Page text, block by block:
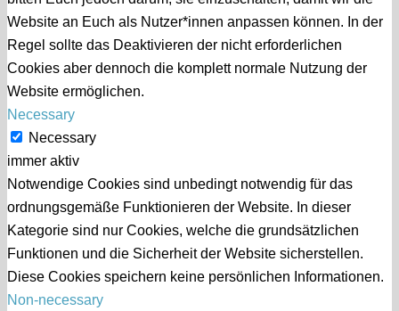
Website an Euch als Nutzer*innen anpassen können. In der
Regel sollte das Deaktivieren der nicht erforderlichen
Cookies aber dennoch die komplett normale Nutzung der
Website ermöglichen.
Necessary
Necessary
immer aktiv
Notwendige Cookies sind unbedingt notwendig für das
ordnungsgemäße Funktionieren der Website. In dieser
Kategorie sind nur Cookies, welche die grundsätzlichen
Funktionen und die Sicherheit der Website sicherstellen.
Diese Cookies speichern keine persönlichen Informationen.
Non-necessary